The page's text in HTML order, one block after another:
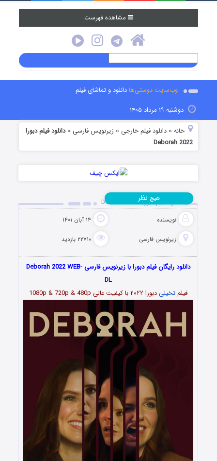
مشاهده فهرست
وب‌سایت دوستی‌هادانلود و تماشای فیلم
دوشنبه ۱۹ مرداد ۱۴۰۵
خانه »دانلود فیلم خارجی » زیرنویس فارسی »دانلود فیلم دبورا
Deborah 2022
دانلود فیلم دبورا Deborah 2022
نویسنده ۱۴ آبان ۱۴۰۱
زیرنویس فارسی ۲۲۷۱۰ بازدید
هیچ نظر
دانلود رایگان فیلم دبورا با زیرنویس فارسی Deborah 2022 WEB-
DL
فیلمتخیلی دبورا ۲۰۲۲ با کیفیت عالی 1080p & 720p & 480p